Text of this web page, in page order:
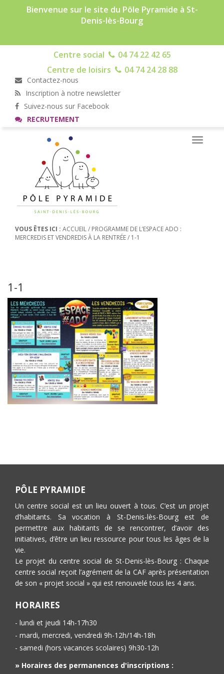
Bienvenue sur le site du Pôle Pyramide à St-
Denis-lès-Bourg
Centre social
04 74 22 42 65
Centre de loisirs
04 74 24 28 88
Contactez-nous
Inscription à notre newsletter
Suivez-nous sur Facebook
RECRUTEMENT
Toggle
VOUS ÊTES ICI : ACCUEIL/ PROGRAMME DE L’ESPACE ADO :
MERCREDIS ET VENDREDIS À LA RENTRÉE/ 1-1
1-1
PÔLE PYRAMIDE
Un centre social est un lieu ouvert à tous. C’est un projet
d’habitants. Sa vocation à St-Denis-lès-Bourg est de
permettre aux habitants de se rencontrer, d’avoir des
initiatives, d’être un lieu ressource pour tous les âges de la
vie.
Le projet du centre social de St-Denis-lès-Bourg : Chaque
centre social reçoit l’agrément de la CAF après présentation
de son « projet social » qui est renouvelé tous les 4 ans.
HORAIRES
- lundi et jeudi 14h-17h30
- mardi, mercredi, vendredi 9h-12h/14h-18h
- samedi (hors vacances scolaires) 9h30-12h
» Horaires des permanences d'inscriptions :